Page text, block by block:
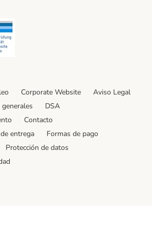
Corporate Website
Aviso Legal
DSA
Contacto
entrega
Formas de pago
Protección de datos